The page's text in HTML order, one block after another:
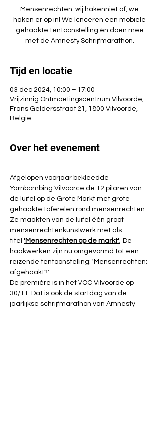
Mensenrechten: wij hakenniet af, we
haken er op in! We lanceren een mobiele
gehaakte tentoonstelling én doen mee
met de Amnesty Schrijfmarathon.
Tijd en locatie
03 dec 2024, 10:00 – 17:00
Vrijzinnig Ontmoetingscentrum Vilvoorde,
Frans Geldersstraat 21, 1800 Vilvoorde,
België
Over het evenement
Afgelopen voorjaar bekleedde
Yarnbombing Vilvoorde de 12 pilaren van
de luifel op de Grote Markt met grote
gehaakte taferelen rond mensenrechten.
Ze maakten van de luifel één groot
mensenrechtenkunstwerk met als
titel 'Mensenrechten op de markt'. De
haakwerken zijn nu omgevormd tot een
reizende tentoonstelling: 'Mensenrechten:
afgehaakt?'.
De première is in het VOC Vilvoorde op
30/11. Dat is ook de startdag van de
jaarlijkse schrijfmarathon van Amnesty